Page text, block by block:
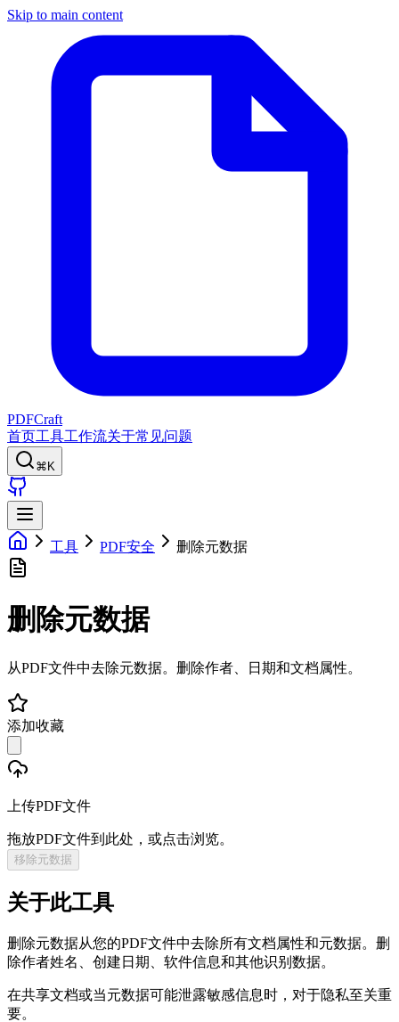
Skip to main content
PDFCraft
首页工具工作流关于常见问题
⌘K
工具 PDF安全 删除元数据
删除元数据
从PDF文件中去除元数据。删除作者、日期和文档属性。
添加收藏
上传PDF文件
拖放PDF文件到此处，或点击浏览。
移除元数据
关于此工具
删除元数据从您的PDF文件中去除所有文档属性和元数据。删
除作者姓名、创建日期、软件信息和其他识别数据。
在共享文档或当元数据可能泄露敏感信息时，对于隐私至关重
要。